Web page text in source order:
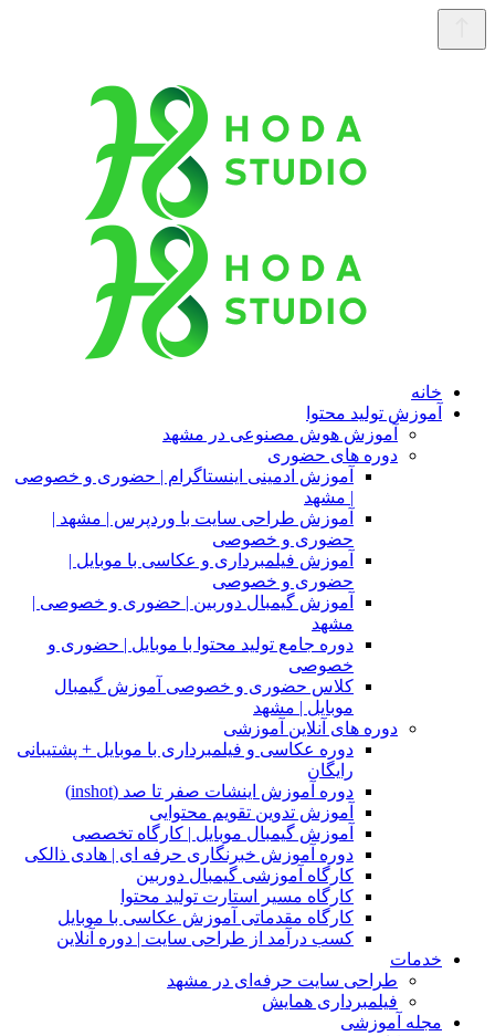
خانه
آموزش تولید محتوا
آموزش هوش مصنوعی در مشهد
دوره های حضوری
آموزش ادمینی اینستاگرام | حضوری و خصوصی
| مشهد
آموزش طراحی سایت با وردپرس | مشهد |
حضوری و خصوصی
آموزش فیلمبرداری و عکاسی با موبایل |
حضوری و خصوصی
آموزش گیمبال دوربین | حضوری و خصوصی |
مشهد
دوره جامع تولید محتوا با موبایل | حضوری و
خصوصی
کلاس حضوری و خصوصی آموزش گیمبال
موبایل | مشهد
دوره های آنلاین آموزشی
دوره عکاسی و فیلمبرداری با موبایل + پشتیبانی
رایگان
دوره آموزش اینشات صفر تا صد (inshot)
آموزش تدوین تقویم محتوایی
آموزش گیمبال موبایل | کارگاه تخصصی
دوره آموزش خبرنگاری حرفه ای | هادی ذالکی
کارگاه آموزشی گیمبال دوربین
کارگاه مسیر استارت تولید محتوا
کارگاه مقدماتی آموزش عکاسی با موبایل
کسب درآمد از طراحی سایت | دوره آنلاین
خدمات
طراحی سایت حرفه‌ای در مشهد
فیلمبرداری همایش
مجله آموزشی